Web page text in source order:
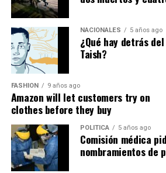
Con estos antecedentes, en mi
Única del Agua a nivel
DISPONE:
1.-Aceptar a trámite la solicitud de
y/o Aprovechamiento de Agua para
haberse emitido el Certificado de
(CDA), en cumplimiento con el
Orgánica de Recursos Hídricos,
del Agua, y en concordancia con el
NACIONALES 5 años ago
¿Qué hay detrás
Taish?
FASHION 9 años ago
Amazon will let customers try on
clothes before they buy
POLITICA 5 años ago
Comisión médica
nombramientos de